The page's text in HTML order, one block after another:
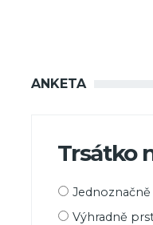
ANKETA
Trsátko
Možnosti
Výhradně